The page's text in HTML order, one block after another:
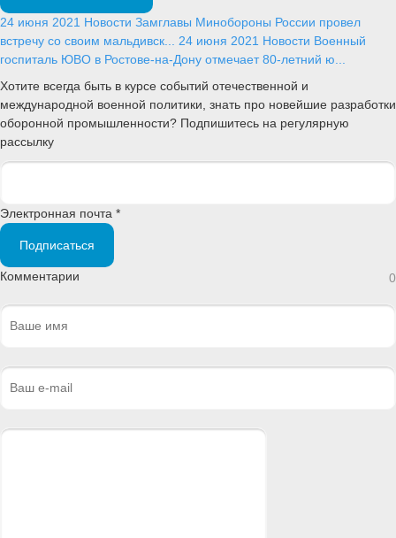
24 июня 2021 Новости Замглавы Минобороны России провел
встречу со своим мальдивск... 24 июня 2021 Новости Военный
госпиталь ЮВО в Ростове-на-Дону отмечает 80-летний ю...
Хотите всегда быть в курсе событий отечественной и
международной военной политики, знать про новейшие разработки
оборонной промышленности? Подпишитесь на регулярную
рассылку
Электронная почта *
Подписаться
Комментарии 0